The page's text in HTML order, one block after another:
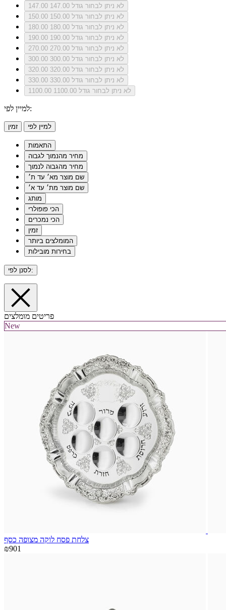
147.00
לא ניתן לבחור גודל 147.00
150.00
לא ניתן לבחור גודל 150.00
180.00
לא ניתן לבחור גודל 180.00
190.00
לא ניתן לבחור גודל 190.00
270.00
לא ניתן לבחור גודל 270.00
300.00
לא ניתן לבחור גודל 300.00
320.00
לא ניתן לבחור גודל 320.00
330.00
לא ניתן לבחור גודל 330.00
1100.00
לא ניתן לבחור גודל 1100.00
למיין לפי:
זמין למיין לפי
התאמות
מחיר מהנמוך לגבוה
מחיר מהגבוה לנמוך
שם מוצר מא׳ עד ת׳
שם מוצר מת׳ עד א׳
מותג
הכי פופולרי
הכי נמכרים
זמין
המומלצים ביותר
בחירות מובילות
לסנן לפי:
פריטים מומלצים
New
צלחת פסח לוקה מצופה כסף
₪901